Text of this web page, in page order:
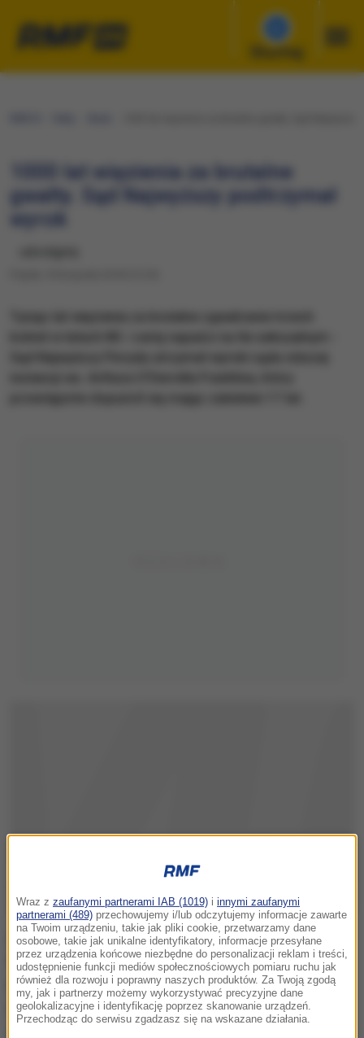
Słuchaj
1000 lat więzienia za brutalne
gwałty. Sąd Najwyższy podtrzymał
wyrok
Arthur O'Derrell Franklin, wobec którego toczyły się
trzy różne procesy związane z porwaniem, pobiciem
na tle seksualnym - również z użyciem broni,
rabunkiem z bronią w ręku, a także kradzieżami,
Wraz z zaufanymi partnerami IAB (1019) i innymi zaufanymi
partnerami (489) przechowujemy i/lub odczytujemy informacje zawarte
na Twoim urządzeniu, takie jak pliki cookie, przetwarzamy dane
osobowe, takie jak unikalne identyfikatory, informacje przesyłane
przez urządzenia końcowe niezbędne do personalizacji reklam i treści,
udostępnienie funkcji mediów społecznościowych pomiaru ruchu jak
również dla rozwoju i poprawny naszych produktów. Za Twoją zgodą
my, jak i partnerzy możemy wykorzystywać precyzyjne dane
geolokalizacyjne i identyfikację poprzez skanowanie urządzeń.
Przechodząc do serwisu zgadzasz się na wskazane działania.